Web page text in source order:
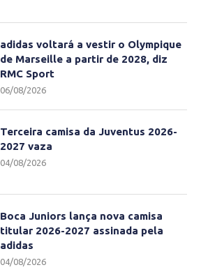
adidas voltará a vestir o Olympique
de Marseille a partir de 2028, diz
RMC Sport
06/08/2026
Terceira camisa da Juventus 2026-
2027 vaza
04/08/2026
Boca Juniors lança nova camisa
titular 2026-2027 assinada pela
adidas
04/08/2026